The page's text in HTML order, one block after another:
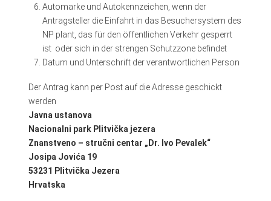
Automarke und Autokennzeichen, wenn der
Antragsteller die Einfahrt in das Besuchersystem des
NP plant, das für den öffentlichen Verkehr gesperrt
ist oder sich in der strengen Schutzzone befindet
Datum und Unterschrift der verantwortlichen Person
Der Antrag kann per Post auf die Adresse geschickt
werden
Javna ustanova
Nacionalni park Plitvička jezera
Znanstveno – stručni centar „Dr. Ivo Pevalek“
Josipa Jovića 19
53231 Plitvička Jezera
Hrvatska